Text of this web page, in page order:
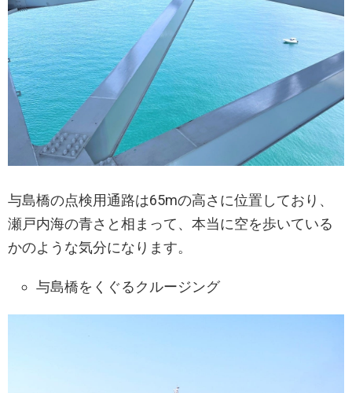
与島橋の点検用通路は65mの高さに位置しており、
瀬戸内海の青さと相まって、本当に空を歩いている
かのような気分になります。
与島橋をくぐるクルージング